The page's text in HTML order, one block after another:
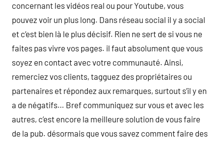
concernant les vidéos real ou pour Youtube, vous
pouvez voir un plus long. Dans réseau social il y a social
et c’est bien là le plus décisif. Rien ne sert de si vous ne
faites pas vivre vos pages. il faut absolument que vous
soyez en contact avec votre communauté. Ainsi,
remerciez vos clients, tagguez des propriétaires ou
partenaires et répondez aux remarques, surtout s’il y en
a de négatifs… Bref communiquez sur vous et avec les
autres, c’est encore la meilleure solution de vous faire
de la pub. désormais que vous savez comment faire des